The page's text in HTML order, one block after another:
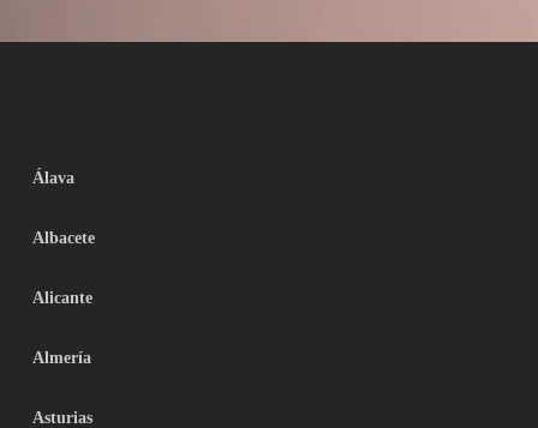
Álava
Albacete
Alicante
Almería
Asturias